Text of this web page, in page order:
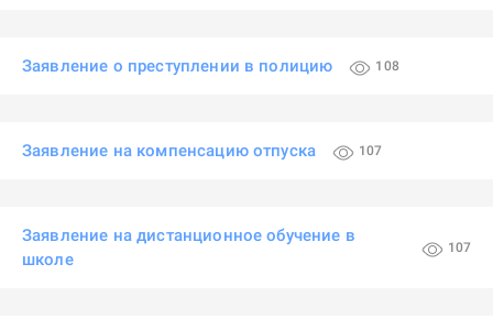
Заявление о преступлении в полицию 108
Заявление на компенсацию отпуска 107
Заявление на дистанционное обучение в
школе
107